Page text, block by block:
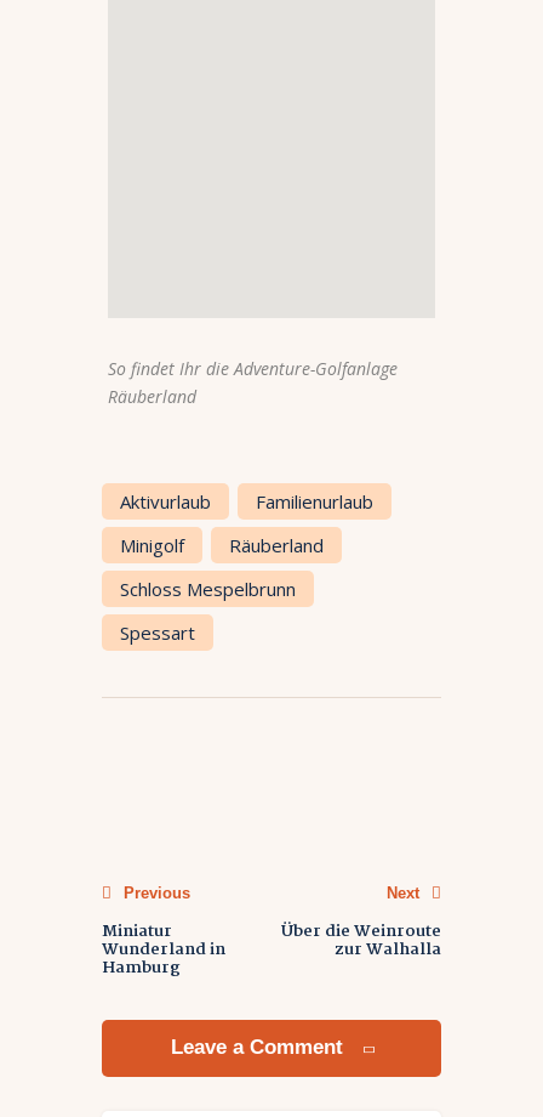
So findet Ihr die Adventure-Golfanlage
Räuberland
Aktivurlaub
Familienurlaub
Minigolf
Räuberland
Schloss Mespelbrunn
Spessart
Previous
Miniatur
Wunderland in
Hamburg
Next
Über die Weinroute
zur Walhalla
Leave a Comment